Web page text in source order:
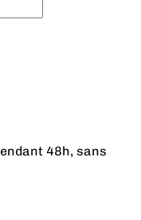
48h, sans